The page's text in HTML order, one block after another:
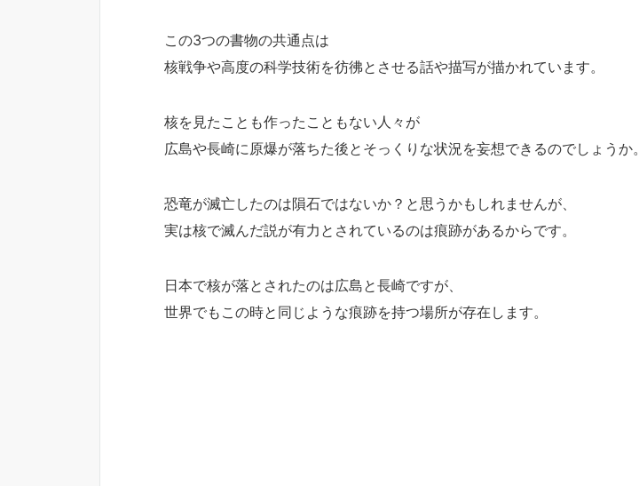
この3つの書物の共通点は
核戦争や高度の科学技術を彷彿とさせる話や描写が描かれています。
核を見たことも作ったこともない人々が
広島や長崎に原爆が落ちた後とそっくりな状況を妄想できるのでしょうか。
恐竜が滅亡したのは隕石ではないか？と思うかもしれませんが、
実は核で滅んだ説が有力とされているのは痕跡があるからです。
日本で核が落とされたのは広島と長崎ですが、
世界でもこの時と同じような痕跡を持つ場所が存在します。